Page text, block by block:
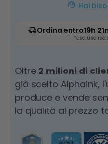
Hai
Ordina entro19h
*escluso
Oltre 2 milioni di
già scelto Alphaink,
produce e vende
la qualità al prezzo